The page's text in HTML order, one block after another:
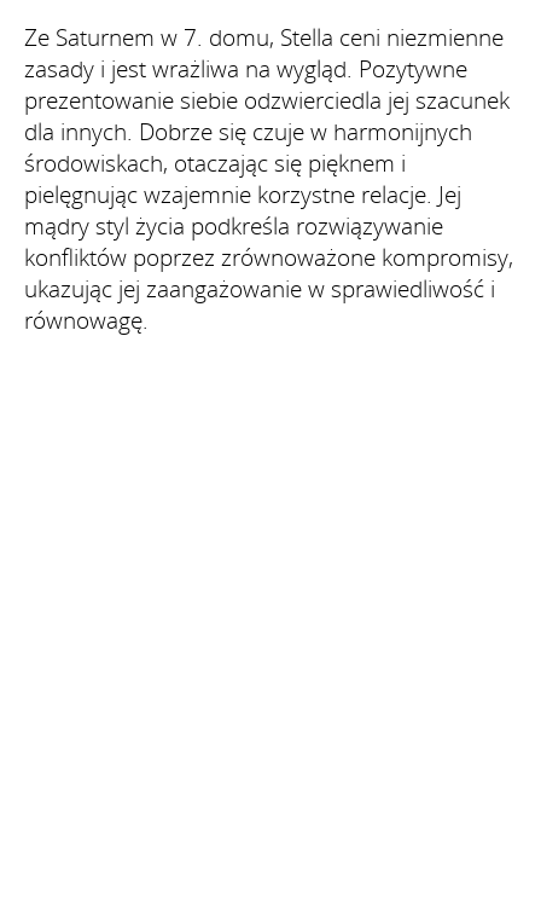
Ze Saturnem w 7. domu, Stella ceni niezmienne
zasady i jest wrażliwa na wygląd. Pozytywne
prezentowanie siebie odzwierciedla jej szacunek
dla innych. Dobrze się czuje w harmonijnych
środowiskach, otaczając się pięknem i
pielęgnując wzajemnie korzystne relacje. Jej
mądry styl życia podkreśla rozwiązywanie
konfliktów poprzez zrównoważone kompromisy,
ukazując jej zaangażowanie w sprawiedliwość i
równowagę.